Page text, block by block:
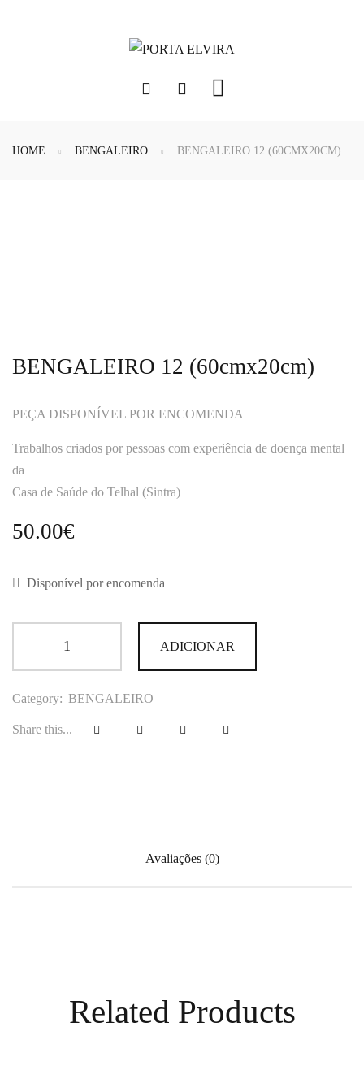
HOME BENGALEIRO BENGALEIRO 12 (60CMX20CM)
BENGALEIRO 12 (60cmx20cm)
PEÇA DISPONÍVEL POR ENCOMENDA
Trabalhos criados por pessoas com experiência de doença mental
da
Casa de Saúde do Telhal (Sintra)
50.00€
Disponível por encomenda
ADICIONAR
Category: BENGALEIRO
Share this...
Avaliações (0)
Related Products